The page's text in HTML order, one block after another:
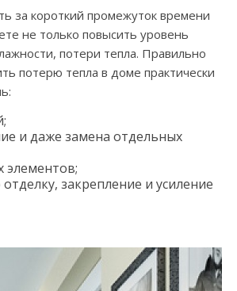
за короткий промежуток времени
не только повысить уровень
потери тепла. Правильно
потерю тепла в доме практически
и даже замена отдельных
элементов;
закрепление и усиление